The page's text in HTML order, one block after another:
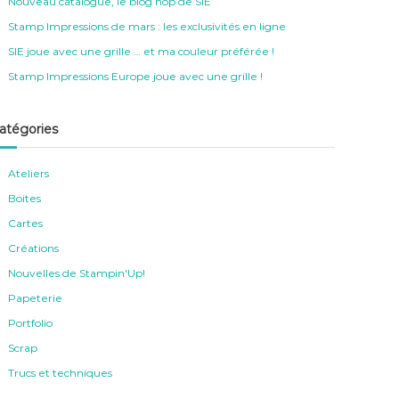
Stamp Impressions de mars : les exclusivités en ligne
SIE joue avec une grille … et ma couleur préférée !
Stamp Impressions Europe joue avec une grille !
Ateliers
Boites
Cartes
Créations
Nouvelles de Stampin'Up!
Papeterie
Portfolio
Scrap
Trucs et techniques